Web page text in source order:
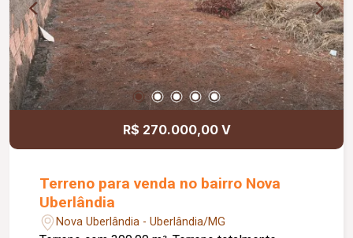
e planejados para proporcionar conforto,
privacidade e funcionalidade.
R$ 270.000,00 V
Terreno para venda no bairro Nova
Uberlândia
Nova Uberlândia - Uberlândia/MG